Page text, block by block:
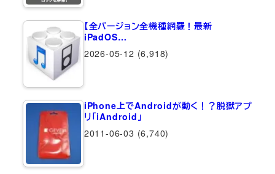
【全バージョン全機種網羅！最新
iPadOS…
2026-05-12 (6,918)
iPhone上でAndroidが動く！？脱獄アプ
リ「iAndroid」
2011-06-03 (6,740)